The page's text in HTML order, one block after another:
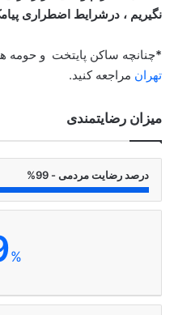
نگیریم ، درشرایط اضطراری
*چنانچه ساکن پایتخت و حومه
تهران مراجعه کنید.
میزان رضایتمندی
درصد رضایت مردمی - 99%
%